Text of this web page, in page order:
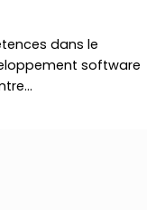
dans le
software